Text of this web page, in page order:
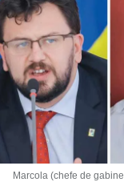
Marcola (chefe de